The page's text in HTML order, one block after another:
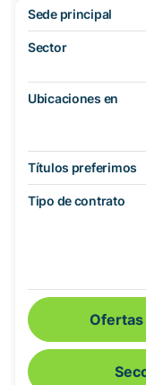
Sede principal
Sector
Ubicaciones en
Títulos preferimos
Tipo de contrato
Ofertas